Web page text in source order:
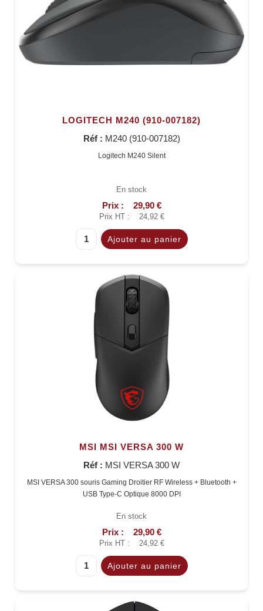
LOGITECH M240 (910-007182)
Réf : M240 (910-007182)
Logitech M240 Silent
En stock
Prix : 29,90 €
Prix HT : 24,92 €
MSI MSI VERSA 300 W
Réf : MSI VERSA 300 W
MSI VERSA 300 souris Gaming Droitier RF Wireless + Bluetooth +
USB Type-C Optique 8000 DPI
En stock
Prix : 29,90 €
Prix HT : 24,92 €